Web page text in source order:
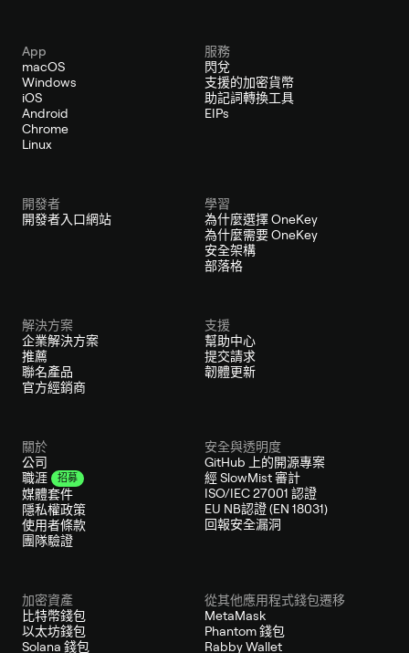
App
macOS
Windows
iOS
Android
Chrome
Linux
服務
閃兌
支援的加密貨幣
助記詞轉換工具
EIPs
開發者
開發者入口網站
學習
為什麼選擇 OneKey
為什麼需要 OneKey
安全架構
部落格
解決方案
企業解決方案
推薦
聯名產品
官方經銷商
支援
幫助中心
提交請求
韌體更新
關於
公司
職涯
招募
媒體套件
隱私權政策
使用者條款
團隊驗證
安全與透明度
GitHub 上的開源專案
經 SlowMist 審計
ISO/IEC 27001 認證
EU NB認證 (EN 18031)
回報安全漏洞
加密資產
比特幣錢包
以太坊錢包
Solana 錢包
從其他應用程式錢包遷移
MetaMask
Phantom 錢包
Rabby Wallet